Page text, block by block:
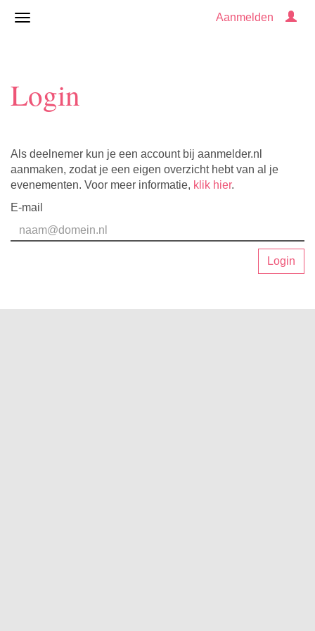
Aanmelden
Login
Als deelnemer kun je een account bij aanmelder.nl
aanmaken, zodat je een eigen overzicht hebt van al je
evenementen. Voor meer informatie, klik hier.
E-mail
Login